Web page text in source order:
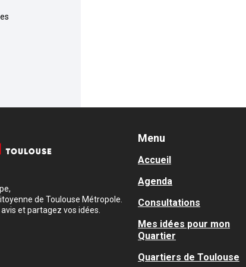
de Toulouse Métropole.
et partagez vos idées.
Menu
Accueil
Agenda
Consultations
Mes idées pour mon
Quartier
Quartiers de Toulouse